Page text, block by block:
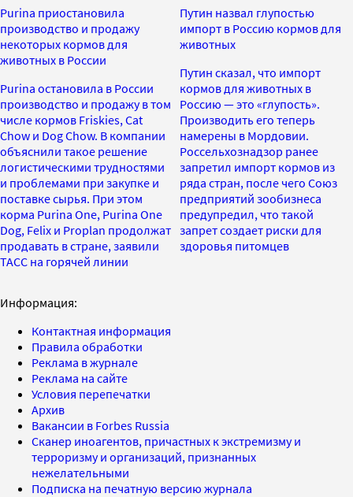
Purina приостановила
производство и продажу
некоторых кормов для
животных в России
Purina остановила в России
производство и продажу в том
числе кормов Friskies, Cat
Chow и Dog Chow. В компании
объяснили такое решение
логистическими трудностями
и проблемами при закупке и
поставке сырья. При этом
корма Purina One, Purina One
Dog, Felix и Proplan продолжат
продавать в стране, заявили
ТАСС на горячей линии
Путин назвал глупостью
импорт в Россию кормов для
животных
Путин сказал, что импорт
кормов для животных в
Россию — это «глупость».
Производить его теперь
намерены в Мордовии.
Россельхознадзор ранее
запретил импорт кормов из
ряда стран, после чего Союз
предприятий зообизнеса
предупредил, что такой
запрет создает риски для
здоровья питомцев
Информация:
Контактная информация
Правила обработки
Реклама в журнале
Реклама на сайте
Условия перепечатки
Архив
Вакансии в Forbes Russia
Сканер иноагентов, причастных к экстремизму и
терроризму и организаций, признанных
нежелательными
Подписка на печатную версию журнала